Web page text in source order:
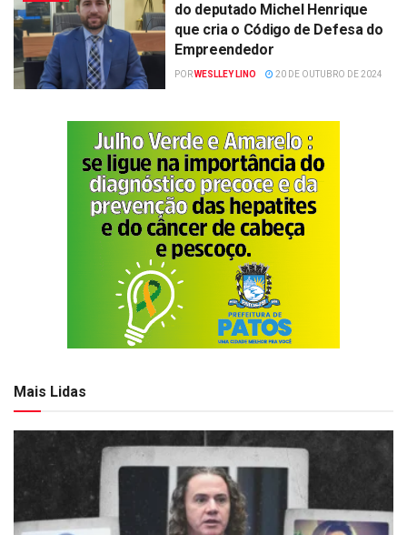
do deputado Michel Henrique
que cria o Código de Defesa do
Empreendedor
PORWESLLEY LINO 20 DE OUTUBRO DE 2024
Mais Lidas